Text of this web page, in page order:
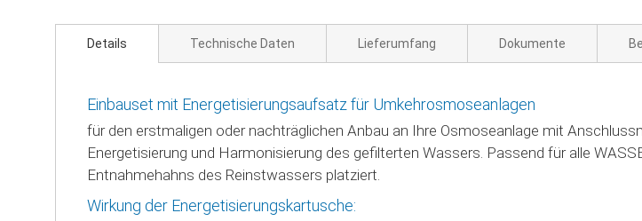
springen
Details Technische Daten Lieferumfang Dokumente
Einbauset mit Energetisierungsaufsatz für Umkehrosmoseanlagen
für den erstmaligen oder nachträglichen Anbau an Ihre Osmoseanlage mit
Energetisierung und Harmonisierung des gefilterten Wassers. Passend für alle
Entnahmehahns des Reinstwassers platziert.
Wirkung der Energetisierungskartusche: